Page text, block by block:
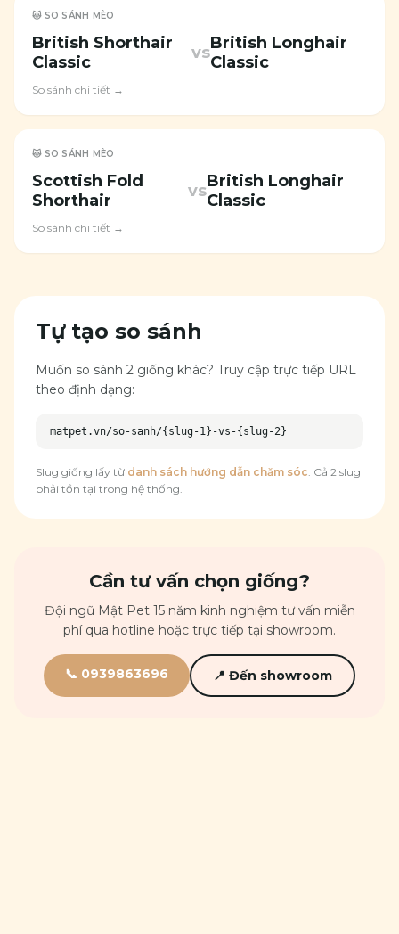
🐱 SO SÁNH MÈO
British Shorthair
Classic
vsBritish Longhair
Classic
So sánh chi tiết →
🐱 SO SÁNH MÈO
Scottish Fold
Shorthair
vsBritish Longhair
Classic
So sánh chi tiết →
Tự tạo so sánh
Muốn so sánh 2 giống khác? Truy cập trực tiếp URL
theo định dạng:
matpet.vn/so-sanh/{slug-1} -vs-{slug-2}
Slug giống lấy từ danh sách hướng dẫn chăm sóc. Cả 2 slug
phải tồn tại trong hệ thống.
Cần tư vấn chọn giống?
Đội ngũ Mật Pet 15 năm kinh nghiệm tư vấn miễn
phí qua hotline hoặc trực tiếp tại showroom.
📞 0939863696 📍 Đến showroom